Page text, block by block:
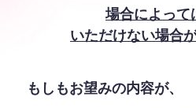
場合によって
いただけない場合
もしもお望みの内容が、